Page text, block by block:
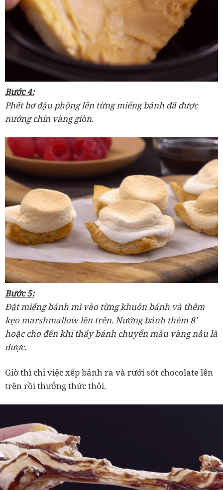
Bước 4:
Phết bơ đậu phộng lên từng miếng bánh đã được
nướng chín vàng giòn.
Bước 5:
Đặt miếng bánh mì vào từng khuôn bánh và thêm
kẹo marshmallow lên trên. Nướng bánh thêm 8'
hoặc cho đến khi thấy bánh chuyển màu vàng nâu là
được.
Giờ thì chỉ việc xếp bánh ra và rưới sốt chocolate lên
trên rồi thưởng thức thôi.